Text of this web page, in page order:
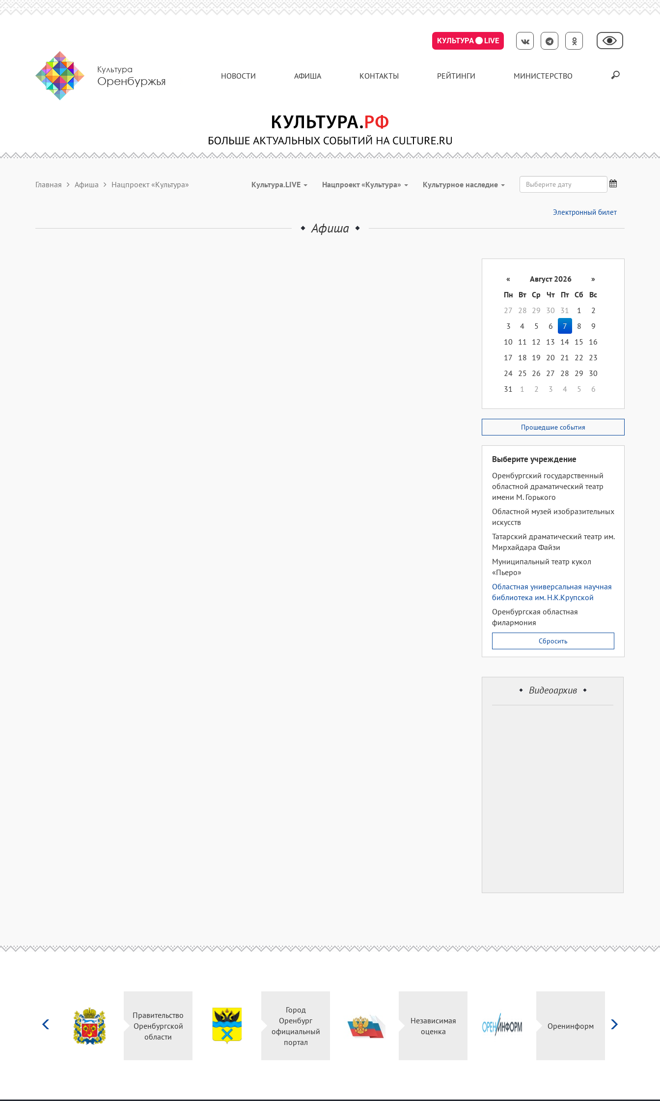
КУЛЬТУРА LIVE
Культура
Оренбуржья НОВОСТИ АФИША КОНТАКТЫ РЕЙТИНГИ МИНИСТЕРСТВО
Главная Афиша Нацпроект «Культура» Культура.LIVE Нацпроект «Культура» Культурное наследие
Электронный билет
Афиша
« Август 2026
»
Пн
Вт Ср Чт Пт Сб
Вс
27
28 29 30 31 1
2
3
4 5 6 7 8
9
10
11 12 13 14 15
16
17
18 19 20 21 22
23
24 25 26 27 28 29
30
31
1 2 3 4 5 6
Прошедшие события
Выберите учреждение
Оренбургский государственный
областной драматический театр
имени М. Горького
Областной музей изобразительных
искусств
Татарский драматический театр им.
Мирхайдара Файзи
Муниципальный театр кукол
«Пьеро»
Областная универсальная научная
библиотека им. Н.К.Крупской
Оренбургская областная
филармония
Сбросить
Видеоархив
Правительство
Оренбургской
области
Город
Оренбург
официальный
портал
Независимая
оценка
Оренинформ